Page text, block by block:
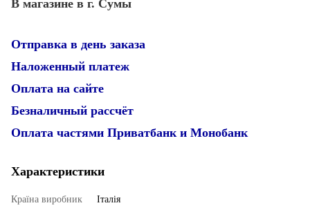
В магазине в г. Сумы
Отправка в день заказа
Наложенный платеж
Оплата на сайте
Безналичный рассчёт
Оплата частями Приватбанк и Монобанк
Характеристики
Країна виробник
Італія